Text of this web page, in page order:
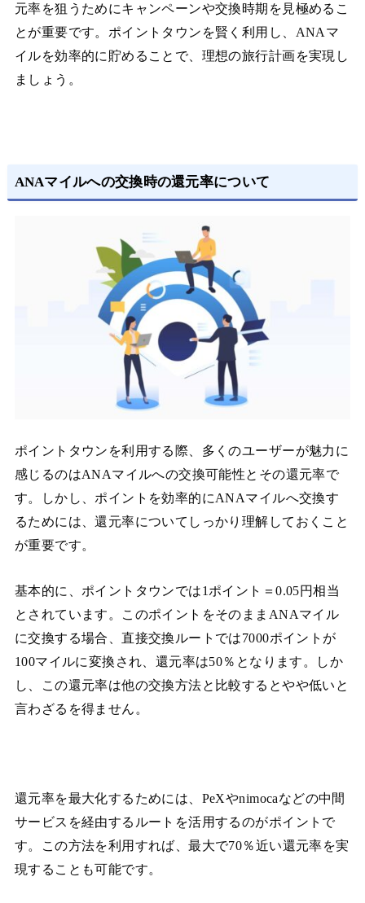
元率を狙うためにキャンペーンや交換時期を見極めるこ
とが重要です。ポイントタウンを賢く利用し、ANAマ
イルを効率的に貯めることで、理想の旅行計画を実現し
ましょう。
ANAマイルへの交換時の還元率について
ポイントタウンを利用する際、多くのユーザーが魅力に
感じるのはANAマイルへの交換可能性とその還元率で
す。しかし、ポイントを効率的にANAマイルへ交換す
るためには、還元率についてしっかり理解しておくこと
が重要です。
基本的に、ポイントタウンでは1ポイント＝0.05円相当
とされています。このポイントをそのままANAマイル
に交換する場合、直接交換ルートでは7000ポイントが
100マイルに変換され、還元率は50％となります。しか
し、この還元率は他の交換方法と比較するとやや低いと
言わざるを得ません。
還元率を最大化するためには、PeXやnimocaなどの中間
サービスを経由するルートを活用するのがポイントで
す。この方法を利用すれば、最大で70％近い還元率を実
現することも可能です。